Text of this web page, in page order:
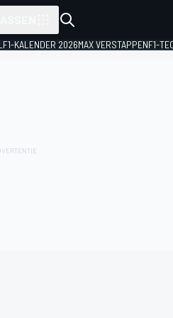
F1-KALENDER 2026MAX VERSTAPPENF1-